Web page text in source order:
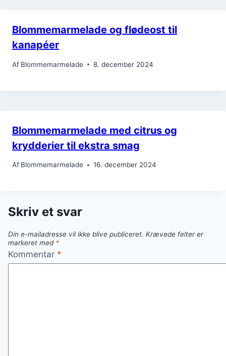
Blommemarmelade og flødeost til
kanapéer
Af Blommemarmelade 8. december 2024
Blommemarmelade med citrus og
krydderier til ekstra smag
Af Blommemarmelade 16. december 2024
Skriv et svar
Din e-mailadresse vil ikke blive publiceret. Krævede felter er
markeret med *
Kommentar *